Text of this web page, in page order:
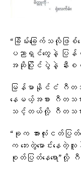
“ခြိမ်းခြေက်သလိုဖ
ပညာရှင်တွေနဲ့ ပြန်စ
အဆိုပြိုင်ပွဲနဲ့ နီးစ
မြန်မာနိုင်ငံ ဂီတ
နေမယ့်အစား ဂီတသမ
သင့်တယ်လို့ ဂီတသမာ
“ခုက အားလုံးငတ်ပြ
က ဘေးတွဲမောင်းနေတဲ့
စုတ်ပြတ်နေရော”